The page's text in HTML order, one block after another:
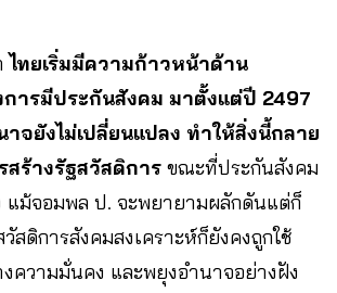
ไทยเริ่มมีความก้าวหน้าด้าน
ารมีประกันสังคม มาตั้งแต่ปี 2497
าจยังไม่เปลี่ยนแปลง ทำให้สิ่งนี้กลาย
สร้างรัฐสวัสดิการ ขณะที่ประกันสังคม
แม้จอมพล ป. จะพยายามผลักดันแต่ก็
สดิการสังคมสงเคราะห์ก็ยังคงถูกใช้
งความมั่นคง และพยุงอำนาจอย่างฝัง